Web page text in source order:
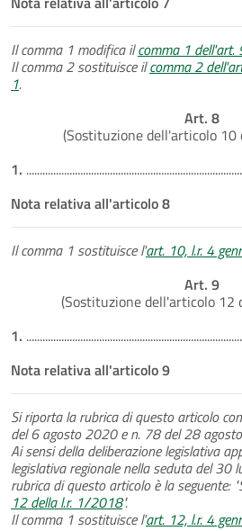
Il comma 1 modifica ilcomma 1 dell'art.
Il comma 2 sostituisce ilcomma 2
1.
Art. 8
(Sostituzione dell'articolo
1.
Nota relativa all'articolo 8
Il comma 1 sostituisce l'art. 10, l.r. 4
Art. 9
(Sostituzione dell'articolo 12
1.
Nota relativa all'articolo 9
Si riporta la rubrica di questo articolo
del 6 agosto 2020 e n. 78 del 28
Ai sensi della deliberazione legislativa
legislativa regionale nella seduta del 30
rubrica di questo articolo è la seguente:
12 della l.r. 1/2018".
Il comma 1 sostituisce l'art. 12, l.r. 4